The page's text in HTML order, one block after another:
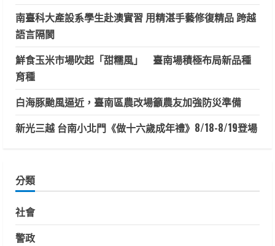
南臺科大產設系學生赴澳實習 用精湛手藝修復精品 跨越
語言隔閡
鮮食玉米市場吹起「甜糯風」 臺南場積極布局新品種
育種
白海豚颱風逼近，臺南區農改場籲農友加強防災準備
新光三越 台南小北門《做十六歲成年禮》8/18-8/19登場
分類
社會
警政